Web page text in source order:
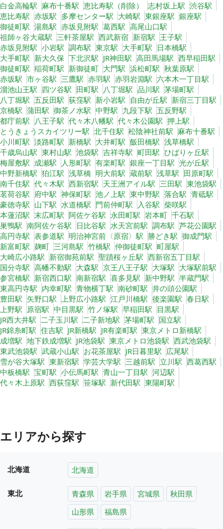
白金高輪駅 麻布十番駅 恵比寿駅（削除） 志村坂上駅 渋谷駅
恵比寿駅 赤坂駅 多摩センター駅 大崎駅 東銀座駅 銀座駅
御徒町駅 湯島駅 赤坂見附駅 葛西駅 高尾山口駅
祖師ヶ谷大蔵駅 三軒茶屋駅 西武新宿 新宿駅 王子駅
赤坂見附駅 小岩駅 調布駅 東京駅 大手町駅 日本橋駅
大手町駅 新大久保 下北沢駅 JR神田駅 高田馬場駅 西早稲田駅
御徒町駅 稲荷町駅 新御徒町 大門駅 浜松町駅 秋葉原駅
赤坂駅 市ヶ谷駅 三鷹駅 赤羽駅 赤羽岩淵駅 六本木一丁目駅
溜池山王駅 四ツ谷駅 田町駅 八丁堀駅 品川駅 茅場町駅
八丁堀駅 五反田駅 荻窪駅 新小岩駅 自由が丘駅 新宿三丁目駅
京橋駅 蒲田駅 御茶ノ水駅 中野駅 九段下駅 五反野駅
都庁前駅 八王子駅 代々木八幡駅 代々木公園駅 押上駅
とうきょうスカイツリー駅 北千住駅 松陰神社前駅 麻布十番駅
小川町駅 淡路町駅 新橋駅 大井町駅 飯田橋駅 浅草橋駅
千歳烏山駅 東村山駅 池袋駅 吉祥寺駅 町田駅 ひばりヶ丘駅
梅屋敷駅 成瀬駅 人形町駅 有楽町駅 銀座一丁目駅 光が丘駅
中野新橋駅 狛江駅 浅草橋 明大前駅 蔵前駅 浅草駅 田原町駅
南千住駅 代々木駅 西新宿駅 天王洲アイル駅 三田駅 東池袋駅
茗荷谷駅 府中駅 神保町駅 池ノ上駅 東中野駅 落合駅 青砥駅
豪徳寺駅 山下駅 水道橋駅 門前仲町駅 入谷駅 柴咲駅
本蓮沼駅 末広町駅 阿佐ケ谷駅 永田町駅 岩本町 千石駅
巣鴨駅 南阿佐ケ谷駅 日比谷駅 水天宮前駅 調布駅 芦花公園駅
高円寺駅 表参道駅 明治神宮前〈原宿〉駅 勝どき駅 御成門駅
新富町駅 麹町 三河島駅 竹橋駅 仲御徒町駅 町屋駅
大崎広小路駅 新宿御苑前駅 聖蹟桜ヶ丘駅 西新宿五丁目駅
国分寺駅 高幡不動駅 大森駅 京王八王子駅 大塚駅 大塚駅前駅
参宮橋駅 新宿西口駅 南新宿駅 喜多見駅 新中野駅 半蔵門駅
東高円寺駅 内幸町駅 青物横丁駅 南砂町駅 井の頭公園駅
豊田駅 矢野口駅 上野広小路駅 江戸川橋駅 後楽園駅 春日駅
上野駅 原宿駅 中目黒駅 竹ノ塚駅 早稲田駅 目黒駅
JR西大井駅 二子玉川駅 二子新地駅 茅場町駅 国立駅
JR錦糸町駅 住吉駅 JR新橋駅 JR有楽町駅 東京メトロ新橋駅
成増駅 地下鉄成増駅 JR池袋駅 東京メトロ池袋駅 西武池袋駅
東武池袋駅 武蔵小山駅 お花茶屋駅 JR日暮里駅 広尾駅
雪が谷大塚駅 東新宿駅 学芸大学駅 三越前駅 立川駅 西葛西駅
中板橋駅 宝町駅 小伝馬町駅 青山一丁目駅 河辺駅
代々木上原駅 西荻窪駅 笹塚駅 新代田駅 東陽町駅
エリアから探す
北海道 北海道
東北 青森県 岩手県 宮城県
秋田県
山形県
福島県